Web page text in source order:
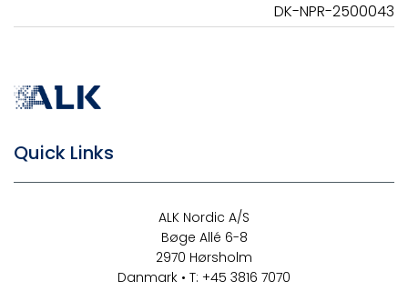
DK-NPR-2500043
Quick Links
ALK Nordic A/S
Bøge Allé 6-8
2970 Hørsholm
Danmark • T: +45 3816 7070